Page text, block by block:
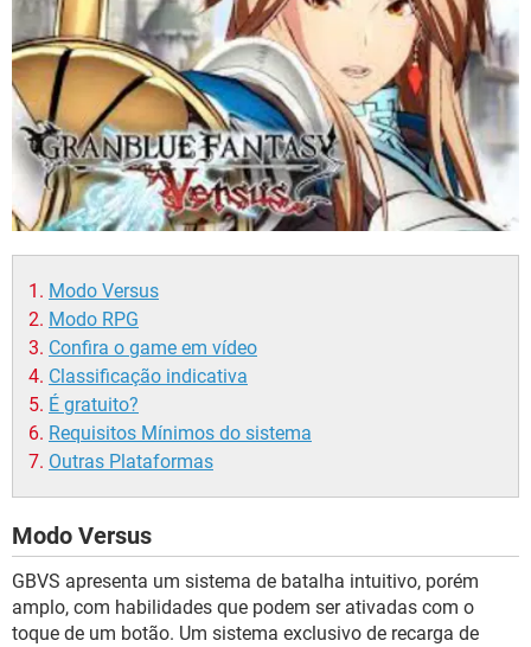
Modo Versus
Modo RPG
Confira o game em vídeo
Classificação indicativa
É gratuito?
Requisitos Mínimos do sistema
Outras Plataformas
Modo Versus
GBVS apresenta um sistema de batalha intuitivo, porém
amplo, com habilidades que podem ser ativadas com o
toque de um botão. Um sistema exclusivo de recarga de